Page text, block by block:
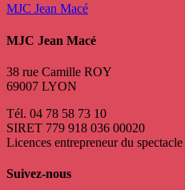
MJC Jean Macé
MJC Jean Macé
38 rue Camille ROY
69007 LYON
Tél. 04 78 58 73 10
SIRET 779 918 036 00020
Licences entrepreneur du spectacle
Suivez-nous